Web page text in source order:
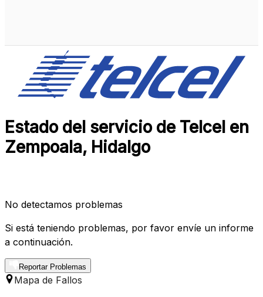
Estado del servicio de Telcel en
Zempoala, Hidalgo
No detectamos problemas
Si está teniendo problemas, por favor envíe un informe
a continuación.
Reportar Problemas
Mapa de Fallos